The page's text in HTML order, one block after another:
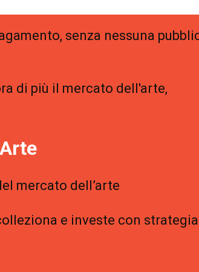
senza nessuna
di più il mercato dell'arte,
mercato dell’arte
e investe con